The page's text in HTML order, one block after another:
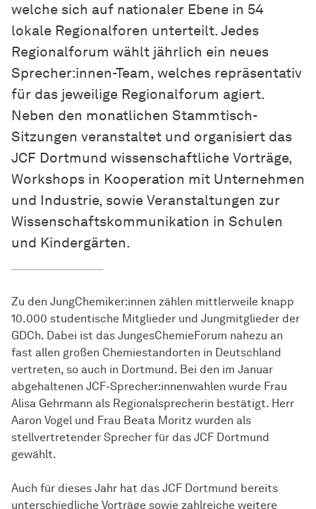
welche sich auf nationaler Ebene in 54
lokale Regionalforen unterteilt. Jedes
Regionalforum wählt jährlich ein neues
Sprecher:innen-Team, welches repräsentativ
für das jeweilige Regionalforum agiert.
Neben den monatlichen Stammtisch-
Sitzungen veranstaltet und organisiert das
JCF Dortmund wissenschaftliche Vorträge,
Workshops in Ko­ope­ra­tion mit Unternehmen
und Industrie, sowie Veranstaltungen zur
Wissenschaftskommunikation in Schulen
und Kindergärten.
Zu den JungChemiker:innen zählen mittlerweile knapp
10.000 studentische Mitglieder und Jungmitglieder der
GDCh. Dabei ist das JungesChemieForum nahezu an
fast allen großen Chemiestandorten in Deutschland
vertreten, so auch in Dortmund. Bei den im Januar
abgehaltenen JCF-Sprecher:innenwahlen wurde Frau
Alisa Gehrmann als Regionalsprecherin bestätigt. Herr
Aaron Vogel und Frau Beata Moritz wurden als
stellvertretender Sprecher für das JCF Dortmund
gewählt.
Auch für dieses Jahr hat das JCF Dortmund bereits
unterschiedliche Vorträge sowie zahlreiche weitere